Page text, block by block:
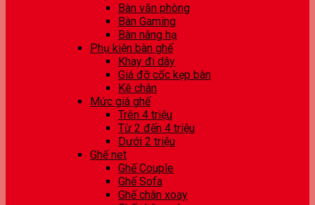
Bàn văn phòng
Bàn Gaming
Bàn nâng hạ
Phụ kiện bàn ghế
Khay đi dây
Giá đỡ cốc kẹp bàn
Kê chân
Mức giá ghế
Trên 4 triệu
Từ 2 đến 4 triệu
Dưới 2 triệu
Ghế net
Ghế Couple
Ghế Sofa
Ghế chân xoay